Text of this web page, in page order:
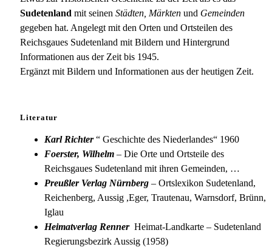
Sudetenland mit seinen Städten, Märkten und Gemeinden
gegeben hat. Angelegt mit den Orten und Ortsteilen des
Reichsgaues Sudetenland mit Bildern und Hintergrund
Informationen aus der Zeit bis 1945.
Ergänzt mit Bildern und Informationen aus der heutigen Zeit.
Literatur
Karl Richter“ Geschichte des Niederlandes“ 1960
Foerster, Wilhelm – Die Orte und Ortsteile des
Reichsgaues Sudetenland mit ihren Gemeinden, …
Preußler Verlag Nürnberg – Ortslexikon Sudetenland,
Reichenberg, Aussig ,Eger, Trautenau, Warnsdorf, Brünn,
Iglau
Heimatverlag Renner Heimat-Landkarte – Sudetenland
Regierungsbezirk Aussig (1958)